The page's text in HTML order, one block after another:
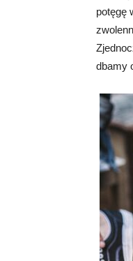
potęgę
dbamy